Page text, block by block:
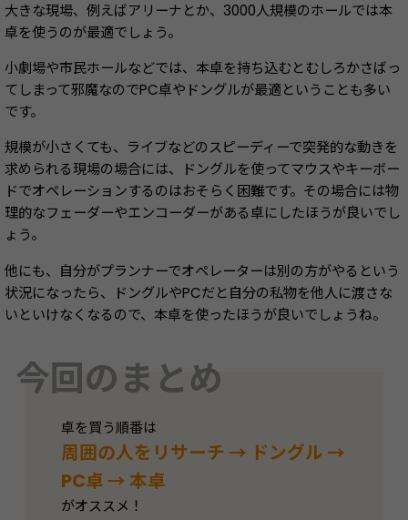
大きな現場、例えばアリーナとか、3000人規模のホールでは本
卓を使うのが最適でしょう。
小劇場や市民ホールなどでは、本卓を持ち込むとむしろかさばっ
てしまって邪魔なのでPC卓やドングルが最適ということも多い
です。
規模が小さくても、ライブなどのスピーディーで突発的な動きを
求められる現場の場合には、ドングルを使ってマウスやキーボー
ドでオペレーションするのはおそらく困難です。その場合には物
理的なフェーダーやエンコーダーがある卓にしたほうが良いでし
ょう。
他にも、自分がプランナーでオペレーターは別の方がやるという
状況になったら、ドングルやPCだと自分の私物を他人に渡さな
いといけなくなるので、本卓を使ったほうが良いでしょうね。
今回のまとめ
卓を買う順番は
周囲の人をリサーチ → ドングル →
PC卓 → 本卓
がオススメ！